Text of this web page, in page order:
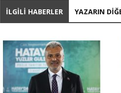
İLGILI HABERLER YAZARIN